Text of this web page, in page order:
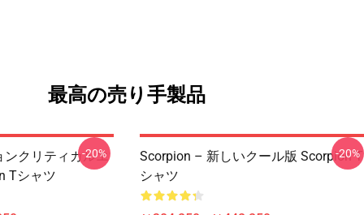
最高の売り手製品
クリティカルエ
Tシャツ
-20%
Scorpion – 新しいクール版 Scorpion T
シャツ
-20%